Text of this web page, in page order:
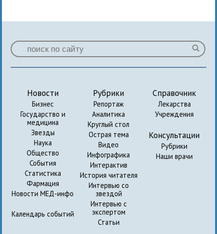
Новости
Бизнес
Государство и
медицина
Звезды
Наука
Общество
События
Статистика
Фармация
Новости МЕД-инфо
Календарь событий
Рубрики
Репортаж
Аналитика
Круглый стол
Острая тема
Видео
Инфографика
Интерактив
История читателя
Интервью со
звездой
Интервью с
экспертом
Статьи
Справочник
Лекарства
Учреждения
Консультации
Рубрики
Наши врачи